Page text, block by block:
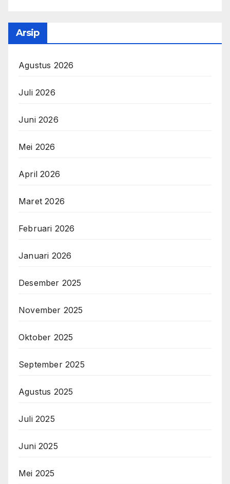
Arsip
Agustus 2026
Juli 2026
Juni 2026
Mei 2026
April 2026
Maret 2026
Februari 2026
Januari 2026
Desember 2025
November 2025
Oktober 2025
September 2025
Agustus 2025
Juli 2025
Juni 2025
Mei 2025